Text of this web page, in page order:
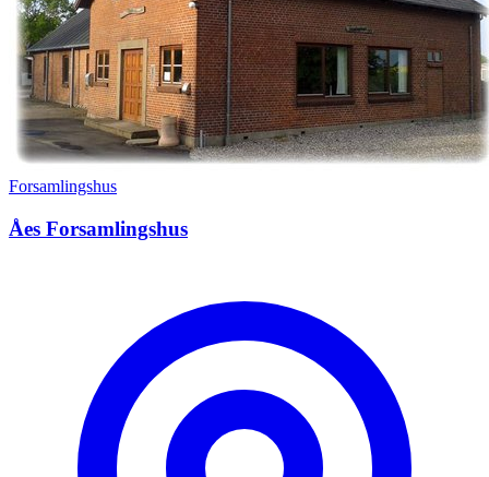
Forsamlingshus
Åes Forsamlingshus